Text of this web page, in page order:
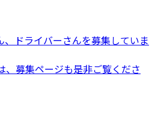
、ドライバーさんを募集していま
、募集ページも是非ご覧くださ